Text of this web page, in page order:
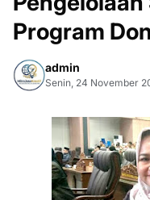
Program
admin
Senin, 24 November